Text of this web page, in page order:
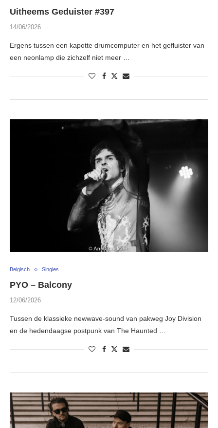
Uitheems Geduister #397
14/06/2026
Ergens tussen een kapotte drumcomputer en het gefluister van
een neonlamp die zichzelf niet meer …
Belgisch Singles
PYO – Balcony
12/06/2026
Tussen de klassieke newwave-sound van pakweg Joy Division
en de hedendaagse postpunk van The Haunted …